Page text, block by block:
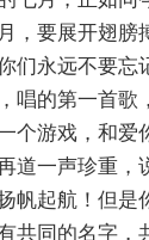
，要展开翅膀
们永远不要忘
唱的第一首歌
个游戏，和爱
道一声珍重，
帆起航！但是
共同的名字，